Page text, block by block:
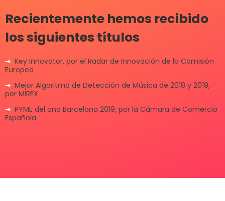
Recientemente hemos recibido
los siguientes títulos
Key Innovator, por el Radar de Innovación de la Comisión
Europea
Mejor Algoritmo de Detección de Música de 2018 y 2019,
por MIREX
PYME del año Barcelona 2019, por la Cámara de Comercio
Española